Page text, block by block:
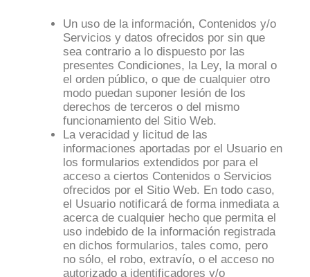
Un uso de la información, Contenidos y/o
Servicios y datos ofrecidos por sin que
sea contrario a lo dispuesto por las
presentes Condiciones, la Ley, la moral o
el orden público, o que de cualquier otro
modo puedan suponer lesión de los
derechos de terceros o del mismo
funcionamiento del Sitio Web.
La veracidad y licitud de las
informaciones aportadas por el Usuario en
los formularios extendidos por para el
acceso a ciertos Contenidos o Servicios
ofrecidos por el Sitio Web. En todo caso,
el Usuario notificará de forma inmediata a
acerca de cualquier hecho que permita el
uso indebido de la información registrada
en dichos formularios, tales como, pero
no sólo, el robo, extravío, o el acceso no
autorizado a identificadores y/o